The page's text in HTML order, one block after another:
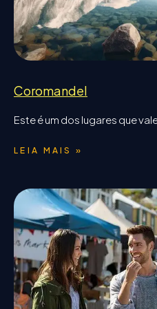
Coromandel
Este é um dos lugares que
LEIA MAIS »